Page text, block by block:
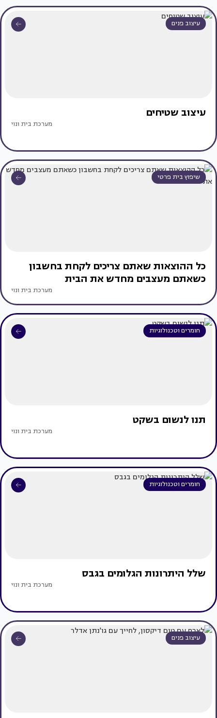
עיצוב פנים
עיצוב שטיחים
מערכת בית ונוי
שיפוץ בית פרטי
כל ההוצאות שאתם צריכים לקחת בחשבון
כשאתם מעצבים מחדש את הבית
מערכת בית ונוי
חומרים וטכנולוגיות
תנו לנשום בשקט
מערכת בית ונוי
חומרים וטכנולוגיות
שלל היתרונות הגלומים בגבס
מערכת בית ונוי
עיצוב פנים